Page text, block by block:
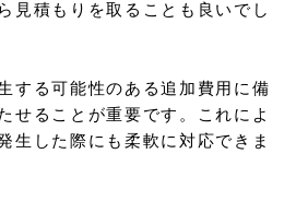
見積もりを取ることも良いでし
する可能性のある追加費用に備
せることが重要です。これによ
生した際にも柔軟に対応できま